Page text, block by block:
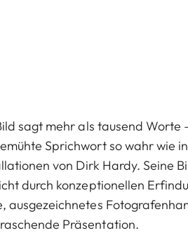
sagt mehr als tausend Worte
Sprichwort so wahr wie
von Dirk Hardy. Seine
durch konzeptionellen
ausgezeichnetes
Präsentation.